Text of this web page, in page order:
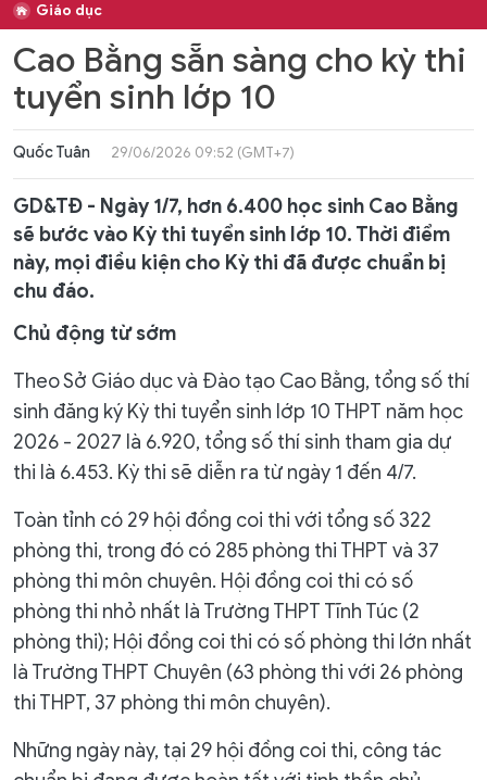
Giáo dục
Cao Bằng sẵn sàng cho kỳ thi
tuyển sinh lớp 10
Quốc Tuân 29/06/2026 09:52 (GMT+7)
GD&TĐ - Ngày 1/7, hơn 6.400 học sinh Cao Bằng
sẽ bước vào Kỳ thi tuyển sinh lớp 10. Thời điểm
này, mọi điều kiện cho Kỳ thi đã được chuẩn bị
chu đáo.
Chủ động từ sớm
Theo Sở Giáo dục và Đào tạo Cao Bằng, tổng số thí
sinh đăng ký Kỳ thi tuyển sinh lớp 10 THPT năm học
2026 - 2027 là 6.920, tổng số thí sinh tham gia dự
thi là 6.453. Kỳ thi sẽ diễn ra từ ngày 1 đến 4/7.
Toàn tỉnh có 29 hội đồng coi thi với tổng số 322
phòng thi, trong đó có 285 phòng thi THPT và 37
phòng thi môn chuyên. Hội đồng coi thi có số
phòng thi nhỏ nhất là Trường THPT Tĩnh Túc (2
phòng thi); Hội đồng coi thi có số phòng thi lớn nhất
là Trường THPT Chuyên (63 phòng thi với 26 phòng
thi THPT, 37 phòng thi môn chuyên).
Những ngày này, tại 29 hội đồng coi thi, công tác